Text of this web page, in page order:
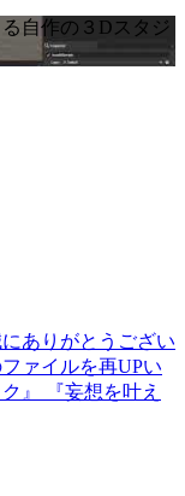
自作の３Dスタジ
ありがとうござい
ァイルを再UPい
』 『妄想を叶え